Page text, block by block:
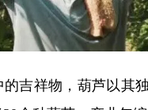
祥物，葫芦以其独